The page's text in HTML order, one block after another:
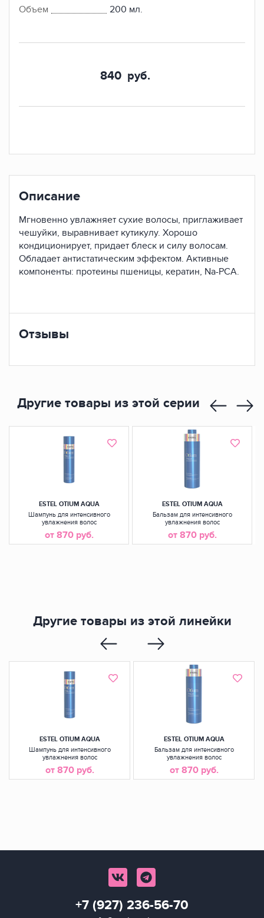
Объем
200 мл.
840руб.
Описание
Мгновенно увлажняет сухие волосы, приглаживает
чешуйки, выравнивает кутикулу. Хорошо
кондиционирует, придает блеск и силу волосам.
Обладает антистатическим эффектом. Активные
компоненты: протеины пшеницы, кератин, Na-PCA.
Отзывы
Другие товары из этой серии
ESTEL OTIUM AQUA
Шампунь для интенсивного
увлажнения волос
от 870 руб.
ESTEL OTIUM AQUA
Бальзам для интенсивного
увлажнения волос
от 870 руб.
Другие товары из этой линейки
ESTEL OTIUM AQUA
Шампунь для интенсивного
увлажнения волос
от 870 руб.
ESTEL OTIUM AQUA
Бальзам для интенсивного
увлажнения волос
от 870 руб.
+7 (927) 236-56-70